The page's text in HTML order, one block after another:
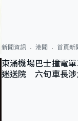
新聞資訊 港聞 首頁新
東涌機場巴士撞電
迷送院 六旬車長涉